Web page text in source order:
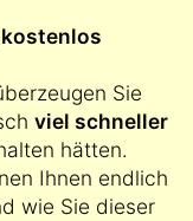
Sie
viel schneller
hätten.
Ihnen endlich
wie Sie dieser